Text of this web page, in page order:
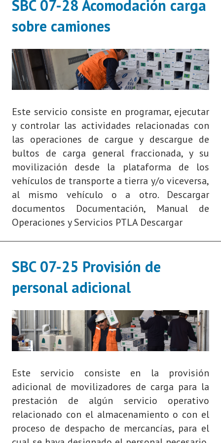
SBC 07-28 Acomodación carga
sobre camiones
Este servicio consiste en programar, ejecutar
y controlar las actividades relacionadas con
las operaciones de cargue y descargue de
bultos de carga general fraccionada, y su
movilización desde la plataforma de los
vehículos de transporte a tierra y/o viceversa,
al mismo vehículo o a otro. Descargar
documentos Documentación, Manual de
Operaciones y Servicios PTLA Descargar
SBC 07-25 Provisión de
personal adicional
Este servicio consiste en la provisión
adicional de movilizadores de carga para la
prestación de algún servicio operativo
relacionado con el almacenamiento o con el
proceso de despacho de mercancías, para el